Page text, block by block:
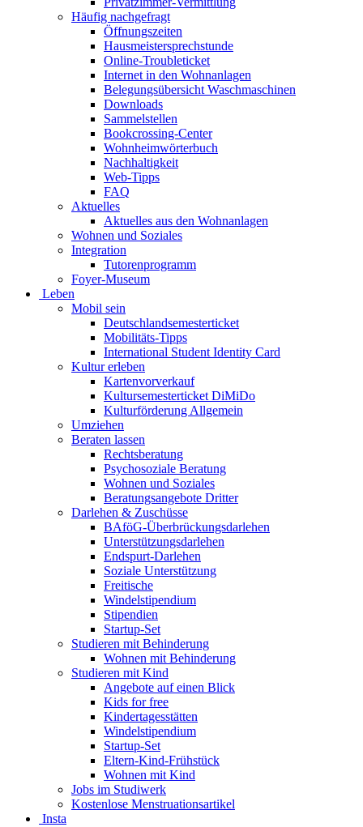
Häufig nachgefragt
Öffnungszeiten
Hausmeistersprechstunde
Online-Troubleticket
Internet in den Wohnanlagen
Belegungsübersicht Waschmaschinen
Downloads
Sammelstellen
Bookcrossing-Center
Wohnheimwörterbuch
Nachhaltigkeit
Web-Tipps
FAQ
Aktuelles
Aktuelles aus den Wohnanlagen
Wohnen und Soziales
Integration
Tutorenprogramm
Foyer-Museum
Leben
Mobil sein
Deutschlandsemesterticket
Mobilitäts-Tipps
International Student Identity Card
Kultur erleben
Kartenvorverkauf
Kultursemesterticket DiMiDo
Kulturförderung Allgemein
Umziehen
Beraten lassen
Rechtsberatung
Psychosoziale Beratung
Wohnen und Soziales
Beratungsangebote Dritter
Darlehen & Zuschüsse
BAföG-Überbrückungsdarlehen
Unterstützungsdarlehen
Endspurt-Darlehen
Soziale Unterstützung
Freitische
Windelstipendium
Stipendien
Startup-Set
Studieren mit Behinderung
Wohnen mit Behinderung
Studieren mit Kind
Angebote auf einen Blick
Kids for free
Kindertagesstätten
Windelstipendium
Startup-Set
Eltern-Kind-Frühstück
Wohnen mit Kind
Jobs im Studiwerk
Kostenlose Menstruationsartikel
Insta